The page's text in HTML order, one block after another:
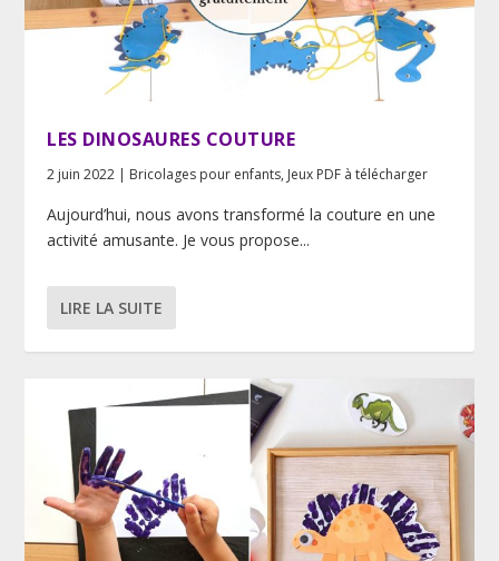
LES DINOSAURES COUTURE
2 juin 2022 | Bricolages pour enfants, Jeux PDF à télécharger
Aujourd’hui, nous avons transformé la couture en une
activité amusante. Je vous propose...
LIRE LA SUITE